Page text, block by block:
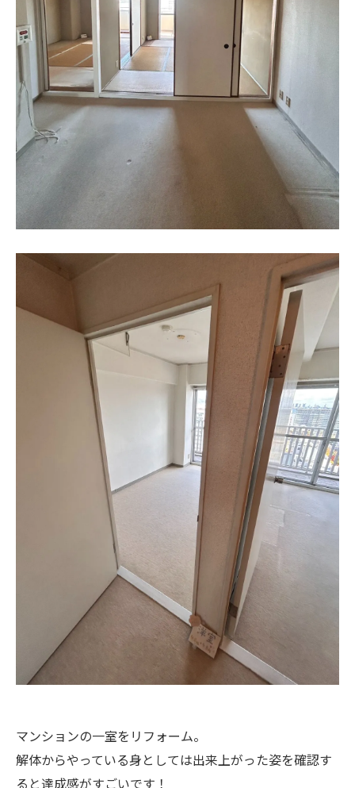
マンションの一室をリフォーム。
解体からやっている身としては出来上がった姿を確認す
ると達成感がすごいです！